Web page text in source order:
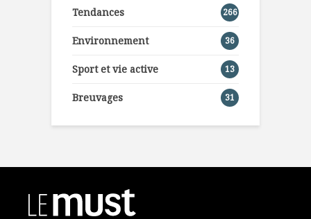
Tendances 266
Environnement 36
Sport et vie active 13
Breuvages 31